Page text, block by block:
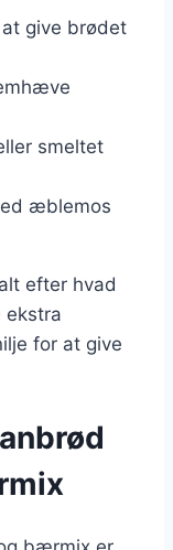
give brødet
smeltet
æblemos
efter hvad
ekstra
for at give